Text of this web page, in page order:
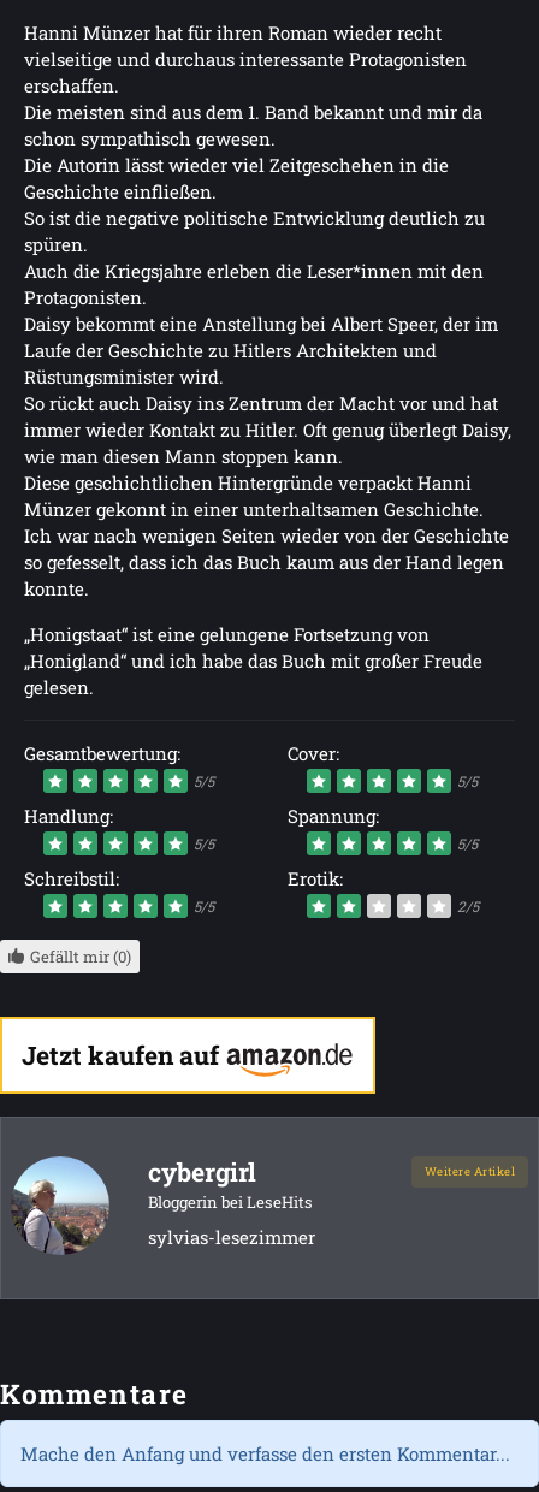
Hanni Münzer hat für ihren Roman wieder recht
vielseitige und durchaus interessante Protagonisten
erschaffen.
Die meisten sind aus dem 1. Band bekannt und mir da
schon sympathisch gewesen.
Die Autorin lässt wieder viel Zeitgeschehen in die
Geschichte einfließen.
So ist die negative politische Entwicklung deutlich zu
spüren.
Auch die Kriegsjahre erleben die Leser*innen mit den
Protagonisten.
Daisy bekommt eine Anstellung bei Albert Speer, der im
Laufe der Geschichte zu Hitlers Architekten und
Rüstungsminister wird.
So rückt auch Daisy ins Zentrum der Macht vor und hat
immer wieder Kontakt zu Hitler. Oft genug überlegt Daisy,
wie man diesen Mann stoppen kann.
Diese geschichtlichen Hintergründe verpackt Hanni
Münzer gekonnt in einer unterhaltsamen Geschichte.
Ich war nach wenigen Seiten wieder von der Geschichte
so gefesselt, dass ich das Buch kaum aus der Hand legen
konnte.
„Honigstaat“ ist eine gelungene Fortsetzung von
„Honigland“ und ich habe das Buch mit großer Freude
gelesen.
Gesamtbewertung:
5/5
Cover:
5/5
Handlung:
5/5
Spannung:
5/5
Schreibstil:
5/5
Erotik:
2/5
Gefällt mir (0)
Jetzt kaufen auf
cybergirl
Bloggerin bei LeseHits
Weitere Artikel
sylvias-lesezimmer
Kommentare
Mache den Anfang und verfasse den ersten Kommentar...